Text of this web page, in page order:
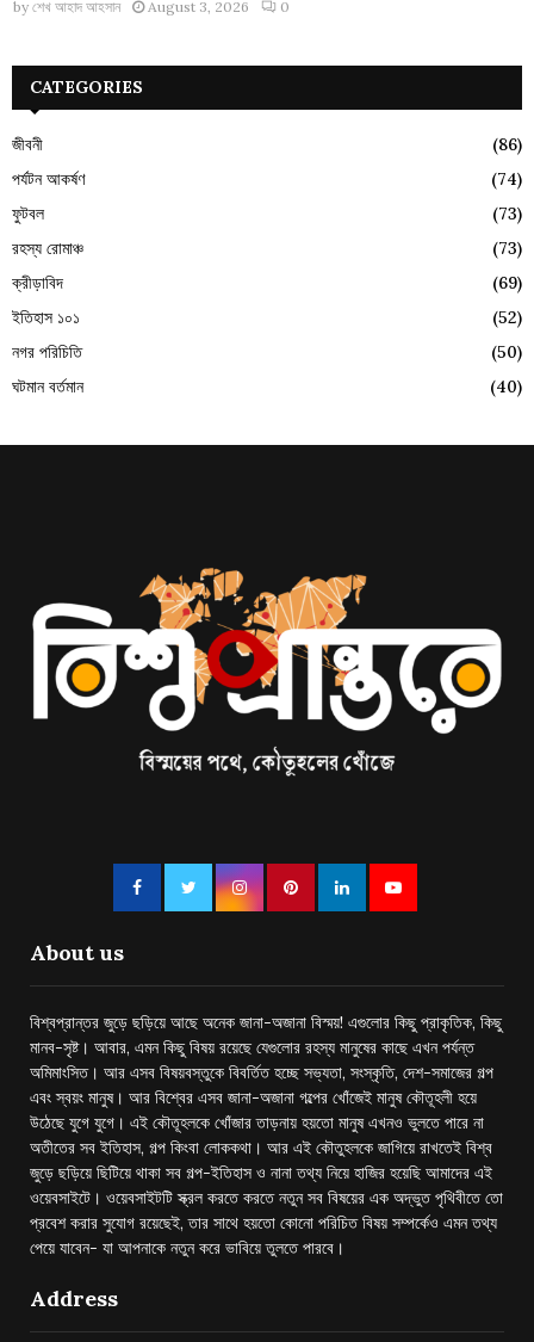
by শেখ আহাদ আহসান August 3, 2026 0
CATEGORIES
জীবনী
(86)
পর্যটন আকর্ষণ
(74)
ফুটবল
(73)
রহস্য রোমাঞ্চ
(73)
ক্রীড়াবিদ
(69)
ইতিহাস ১০১
(52)
নগর পরিচিতি
(50)
ঘটমান বর্তমান
(40)
About us
বিশ্বপ্রান্তর জুড়ে ছড়িয়ে আছে অনেক জানা-অজানা বিস্ময়! এগুলোর কিছু প্রাকৃতিক, কিছু
মানব-সৃষ্ট। আবার, এমন কিছু বিষয় রয়েছে যেগুলোর রহস্য মানুষের কাছে এখন পর্যন্ত
অমিমাংসিত। আর এসব বিষয়বস্তুকে বিবর্তিত হচ্ছে সভ্যতা, সংস্কৃতি, দেশ-সমাজের গল্প
এবং স্বয়ং মানুষ। আর বিশ্বের এসব জানা-অজানা গল্পের খোঁজেই মানুষ কৌতূহলী হয়ে
উঠেছে যুগে যুগে। এই কৌতূহলকে খোঁজার তাড়নায় হয়তো মানুষ এখনও ভুলতে পারে না
অতীতের সব ইতিহাস, গল্প কিংবা লোককথা। আর এই কৌতুহলকে জাগিয়ে রাখতেই বিশ্ব
জুড়ে ছড়িয়ে ছিটিয়ে থাকা সব গল্প-ইতিহাস ও নানা তথ্য নিয়ে হাজির হয়েছি আমাদের এই
ওয়েবসাইটে। ওয়েবসাইটটি স্ক্রল করতে করতে নতুন সব বিষয়ের এক অদ্ভুত পৃথিবীতে তো
প্রবেশ করার সুযোগ রয়েছেই, তার সাথে হয়তো কোনো পরিচিত বিষয় সম্পর্কেও এমন তথ্য
পেয়ে যাবেন- যা আপনাকে নতুন করে ভাবিয়ে তুলতে পারবে।
Address